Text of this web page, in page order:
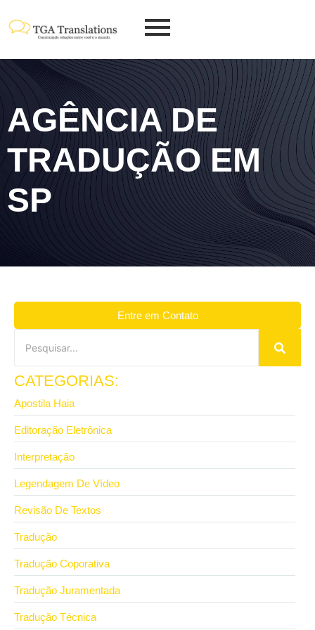
AGÊNCIA DE
TRADUÇÃO EM
SP
Entre em Contato
CATEGORIAS:
Apostila Haia
Editoração Eletrônica
Interpretação
Legendagem De Vídeo
Revisão De Textos
Tradução
Tradução Coporativa
Tradução Juramentada
Tradução Técnica